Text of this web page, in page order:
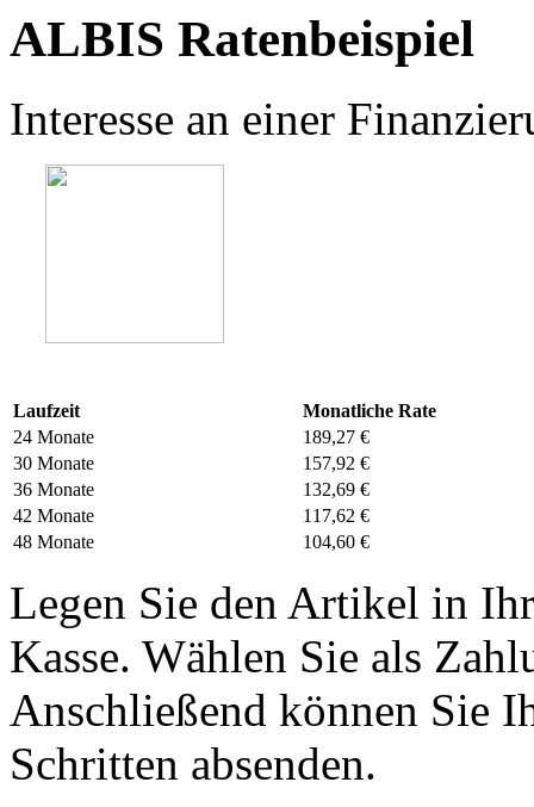
ALBIS Ratenbeispiel
Interesse an einer
Laufzeit
Monatliche Rate
24 Monate
189,27 €
30 Monate
157,92 €
36 Monate
132,69 €
42 Monate
117,62 €
48 Monate
104,60 €
Legen Sie den Artikel in
Kasse. Wählen Sie als
Anschließend können Sie
Schritten absenden.